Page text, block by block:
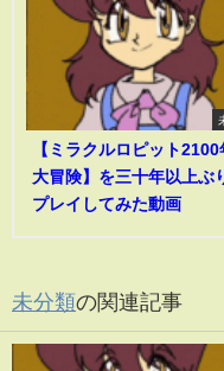
【ミラクルロピット2100
大冒険】を三十年以上ぶ
プレイしてみた動画
未分類の関連記事